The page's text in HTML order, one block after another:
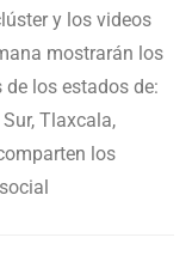
y los videos
mostrarán los
los estados de:
Tlaxcala,
los